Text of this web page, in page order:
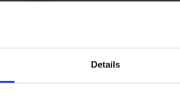
Details